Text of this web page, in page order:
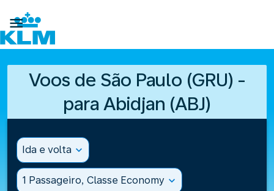

Voos de São Paulo (GRU) -
para Abidjan (ABJ)
Ida e volta expand_more
1 Passageiro, Classe Economy expand_more